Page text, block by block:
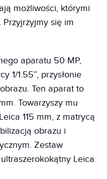
możliwości, którymi
Przyjrzyjmy się im
aparatu 50 MP,
1/1.55”, przysłonie
Ten aparat to
Towarzyszy mu
115 mm, z matrycą
obrazu i
Zestaw
Leica